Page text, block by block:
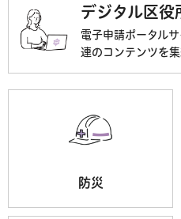
デジタル区役
電子申請ポータル
連のコンテンツを
防災